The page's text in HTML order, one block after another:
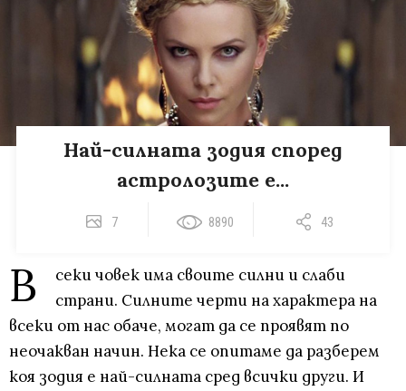
Най-силната зодия според
астролозите е...
7 8890 43
В
секи човек има своите силни и слаби
страни. Силните черти на характера на
всеки от нас обаче, могат да се проявят по
неочакван начин. Нека се опитаме да разберем
коя зодия е най-силната сред всички други. И